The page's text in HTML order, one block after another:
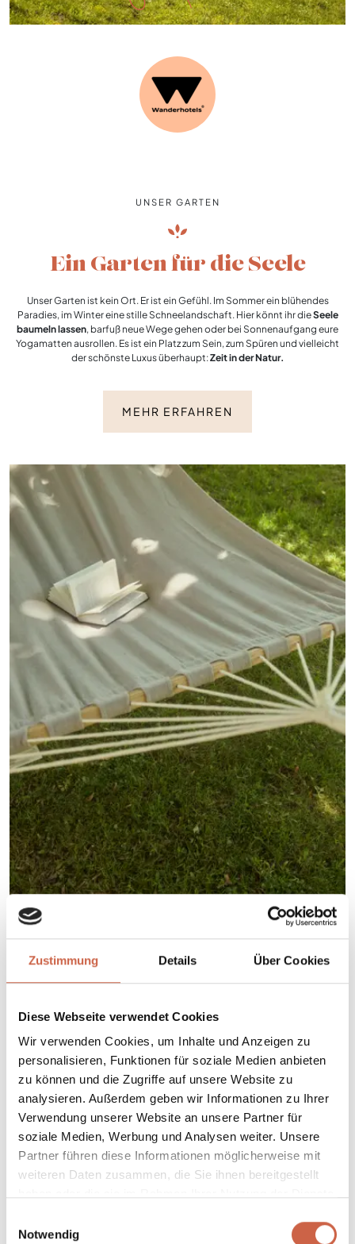
Zustimmung Details Über Cookies
Diese Webseite verwendet Cookies
Wir verwenden Cookies, um Inhalte und Anzeigen zu
personalisieren, Funktionen für soziale Medien anbieten
zu können und die Zugriffe auf unsere Website zu
analysieren. Außerdem geben wir Informationen zu Ihrer
Verwendung unserer Website an unsere Partner für
soziale Medien, Werbung und Analysen weiter. Unsere
Partner führen diese Informationen möglicherweise mit
weiteren Daten zusammen, die Sie ihnen bereitgestellt
Notwendig
UNSER GARTEN
Ein Garten für die Seele
Unser Garten ist kein Ort. Er ist ein Gefühl. Im Sommer ein blühendes
Paradies, im Winter eine stille Schneelandschaft. Hier könnt ihr dieSeele
baumeln lassen, barfuß neue Wege gehen oder bei Sonnenaufgang eure
Yogamatten ausrollen. Es ist ein Platz zum Sein, zum Spüren und vielleicht
der schönste Luxus überhaupt:Zeit in der Natur.
MEHR ERFAHREN